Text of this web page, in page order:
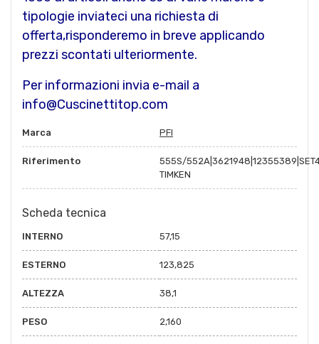
tipologie inviateci una richiesta di
offerta,risponderemo in breve applicando
prezzi scontati ulteriormente.
Per informazioni invia e-mail a
info@Cuscinettitop.com
Marca PFI
Riferimento
555S/
TIMKEN
Scheda tecnica
INTERNO 57,15
ESTERNO 123,825
ALTEZZA 38,1
PESO 2,160